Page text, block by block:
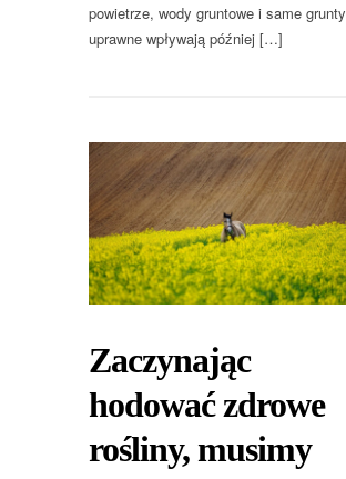
powietrze, wody gruntowe i same grunty
uprawne wpływają później […]
Zaczynając
hodować zdrowe
rośliny, musimy